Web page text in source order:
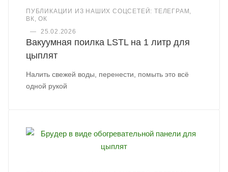
ПУБЛИКАЦИИ ИЗ НАШИХ СОЦСЕТЕЙ: ТЕЛЕГРАМ,
ВК, ОК
—
25.02.2026
Вакуумная поилка LSTL на 1 литр для
цыплят
Налить свежей воды, перенести, помыть это всё
одной рукой